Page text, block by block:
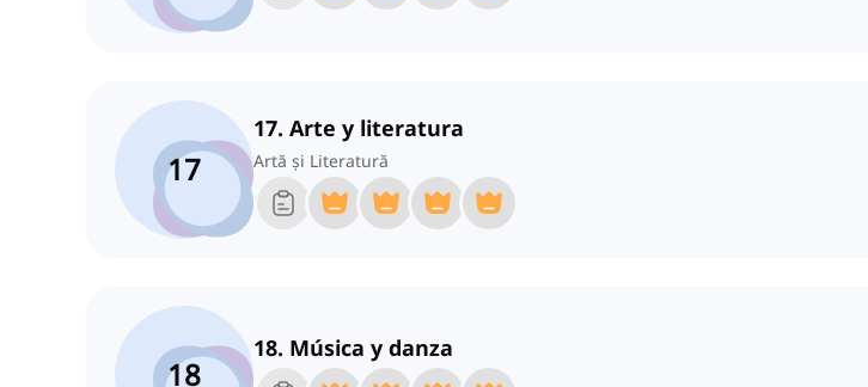
17
17. Arte y literatura
Artă și Literatură
18
18. Música y danza